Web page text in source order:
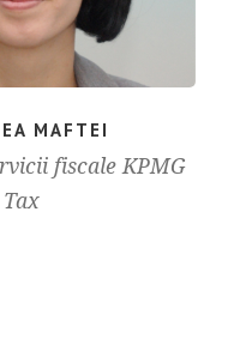
MAFTEI
fiscale KPMG
Tax